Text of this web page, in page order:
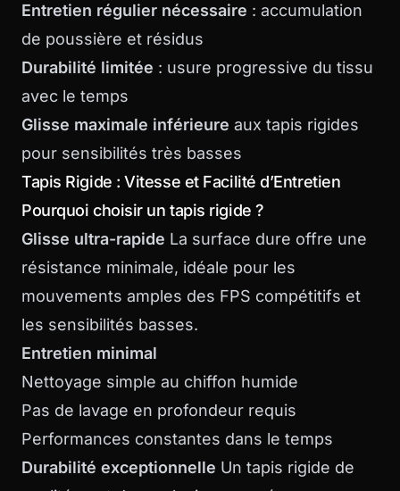
Entretien régulier nécessaire : accumulation
de poussière et résidus
Durabilité limitée : usure progressive du tissu
avec le temps
Glisse maximale inférieure aux tapis rigides
pour sensibilités très basses
Tapis Rigide : Vitesse et Facilité d’Entretien
Pourquoi choisir un tapis rigide ?
Glisse ultra-rapide La surface dure offre une
résistance minimale, idéale pour les
mouvements amples des FPS compétitifs et
les sensibilités basses.
Entretien minimal
Nettoyage simple au chiffon humide
Pas de lavage en profondeur requis
Performances constantes dans le temps
Durabilité exceptionnelle Un tapis rigide de